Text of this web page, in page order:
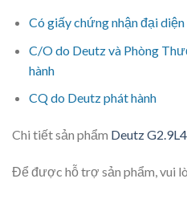
Có giấy chứng nhận đại
C/O do Deutz và Phòng
hành
CQ do Deutz phát hành
Chi tiết sản phẩm Deutz
Để được hỗ trợ sản phẩm, vui